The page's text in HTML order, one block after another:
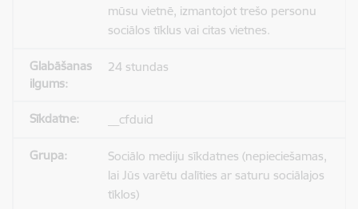
mūsu vietnē, izmantojot trešo personu
sociālos tīklus vai citas vietnes.
24 stundas
__cfduid
Sociālo mediju sīkdatnes (nepieciešamas,
lai Jūs varētu dalīties ar saturu sociālajos
tīklos)